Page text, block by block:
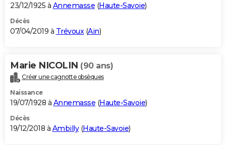
23/12/1925 à Annemasse (Haute-Savoie)
Décès
07/04/2019 à Trévoux(Ain)
Marie NICOLIN (90 ans)
Créer une cagnotte obsèques
Naissance
19/07/1928 à Annemasse (Haute-Savoie)
Décès
19/12/2018 à Ambilly(Haute-Savoie)